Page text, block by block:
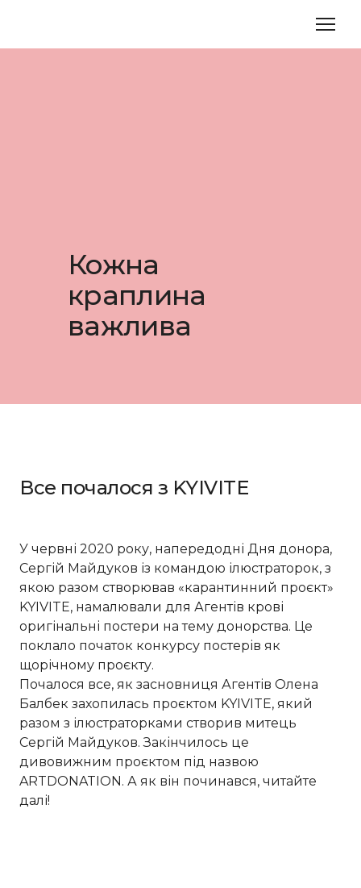
Кожна
краплина
важлива
Все почалося з KYIVITE
У червні 2020 року, напередодні Дня донора,
Сергій Майдуков із командою ілюстраторок, з
якою разом створював «карантинний проєкт»
KYIVITE, намалювали для Агентів крові
оригінальні постери на тему донорства. Це
поклало початок конкурсу постерів як
щорічному проєкту.
Почалося все, як засновниця Агентів Олена
Балбек захопилась проєктом KYIVITE, який
разом з ілюстраторками створив митець
Сергій Майдуков. Закінчилось це
дивовижним проєктом під назвою
ARTDONATION. А як він починався, читайте
далі!